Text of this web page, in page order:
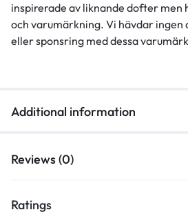
Additional information
inspirerade av liknande dofter men
och varumärkning. Vi hävdar ingen
eller sponsring med dessa
Reviews (0)
Ratings